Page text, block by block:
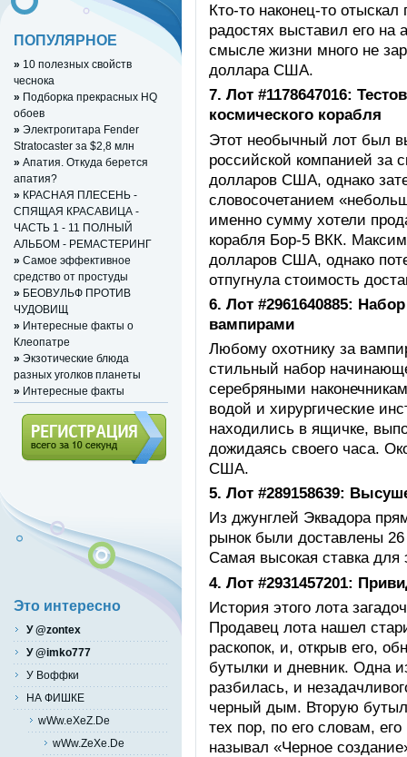
Кто-то наконец-то
радостях выставил его на
смысле жизни много не
доллара США.
7. Лот #1178647016:
космического корабля
Этот необычный лот был
российской компанией
долларов США, однако
словосочетанием
именно сумму хотели
корабля Бор-5 ВКК.
долларов США, однако
отпугнула стоимость
6. Лот #2961640885:
вампирами
Любому охотнику за
стильный набор
серебряными
водой и хирургические
находились в ящичке,
дожидаясь своего часа.
США.
5. Лот #289158639:
Из джунглей Эквадора
рынок были доставлены
Самая высокая ставка
4. Лот #2931457201:
История этого лота
Продавец лота нашел
раскопок, и, открыв его,
бутылки и дневник. Одна
разбилась, и
черный дым. Вторую
тех пор, по его словам,
называл «Черное
ПОПУЛЯРНОЕ
» 10 полезных свойств
чеснока
» Подборка прекрасных HQ
обоев
» Электрогитара Fender
Stratocaster за $2,8 млн
» Апатия. Откуда берется
апатия?
» КРАСНАЯ ПЛЕСЕНЬ -
СПЯЩАЯ КРАСАВИЦА -
ЧАСТЬ 1 - 11 ПОЛНЫЙ
АЛЬБОМ - РЕМАСТЕРИНГ
» Самое эффективное
средство от простуды
» БЕОВУЛЬФ ПРОТИВ
ЧУДОВИЩ
» Интересные факты о
Клеопатре
» Экзотические блюда
разных уголков планеты
» Интересные факты
Это интересно
У @zontex
У @imko777
У Воффки
НА ФИШКЕ
wWw.eXeZ.De
wWw.ZeXe.De